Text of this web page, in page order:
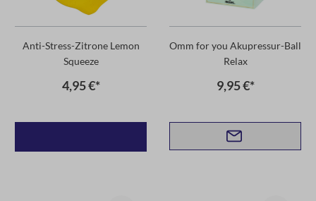
Anti-Stress-Zitrone Lemon
Squeeze
4,95 €*
Omm for you Akupressur-Ball
Relax
9,95 €*